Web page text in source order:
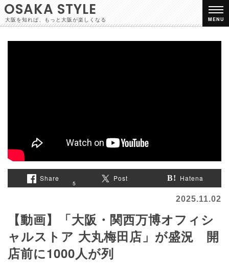
OSAKA STYLE
大阪を知れば、もっと大阪が楽しくなる MENU
Share
5
Post Hatena
2025.11.02
【動画】「大阪・関西万博オフィシ
ャルストア 大丸梅田店」が盛況 開
店前に1000人が列